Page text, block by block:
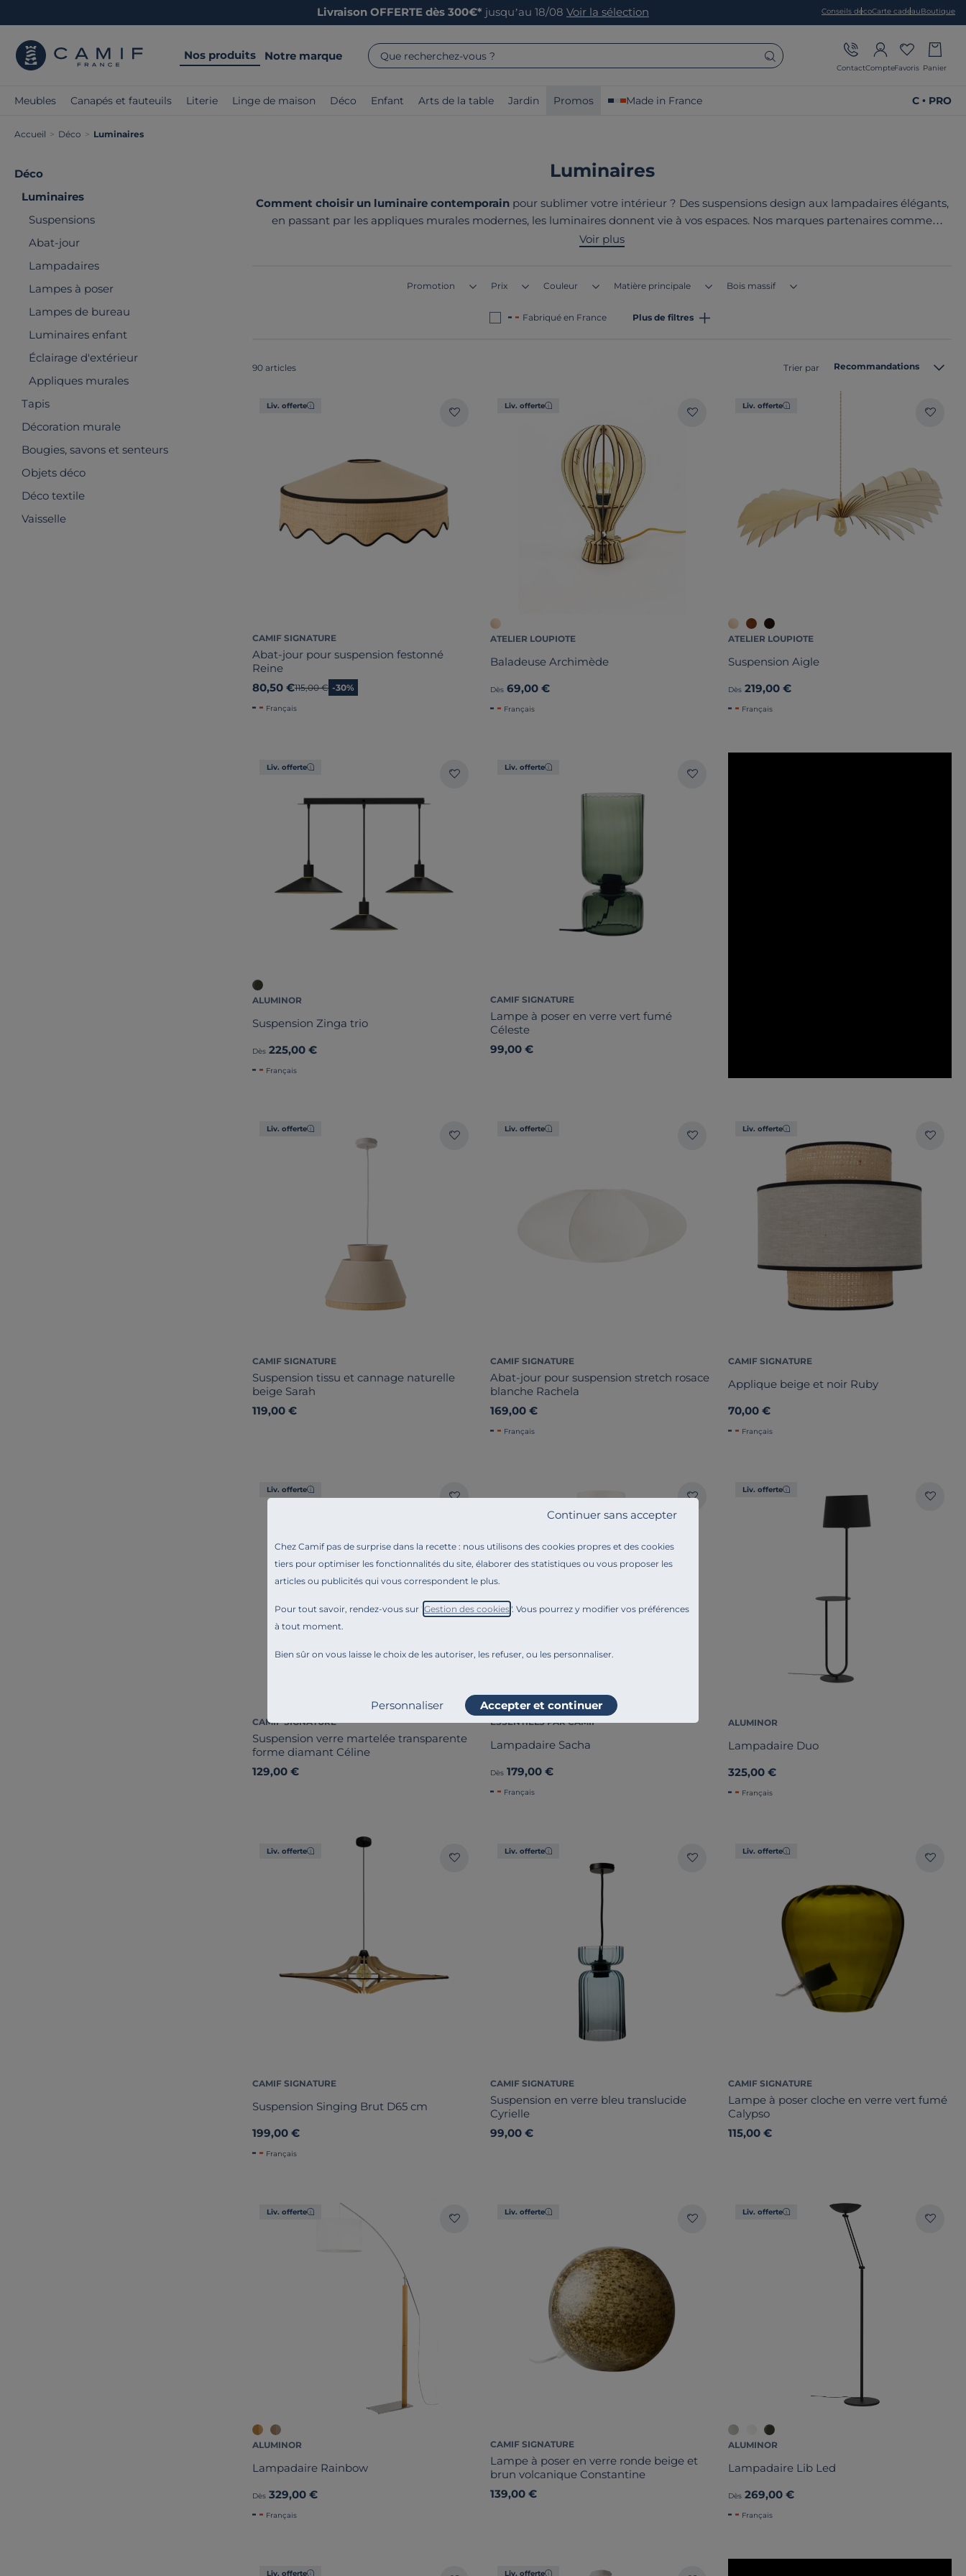
Chez Camif pas de surprise dans la recette : nous utilisons des cookies propres et des cookies
tiers pour optimiser les fonctionnalités du site, élaborer des statistiques ou vous proposer les
articles ou publicités qui vous correspondent le plus.
Pour tout savoir, rendez-vous sur " Gestion des cookies". Vous pourrez y modifier vos préférences
à tout moment.
Bien sûr on vous laisse le choix de les autoriser, les refuser, ou les personnaliser.
Continuer sans accepter
Personnaliser Accepter et continuer
Livraison OFFERTE dès 300€* jusqu’au 18/08 Voir la sélection Conseils décoCarte cadeauBoutique
Nos produits Notre marque Que recherchez-vous ?
ContactCompteFavoris Panier
Meubles Canapés et fauteuils Literie Linge de maison Déco Enfant Arts de la table Jardin Promos Made in France C • PRO
Accueil > Déco > Luminaires
Déco
Luminaires
Suspensions
Abat-jour
Lampadaires
Lampes à poser
Lampes de bureau
Luminaires enfant
Éclairage d'extérieur
Appliques murales
Tapis
Décoration murale
Bougies, savons et senteurs
Objets déco
Déco textile
Vaisselle
Luminaires
Comment choisir un luminaire contemporainpour sublimer votre intérieur ? Des suspensions design aux lampadaires élégants,
en passant par les appliques murales modernes, les luminaires donnent vie à vos espaces. Nos marques partenaires comme
Aluminor ou l'Atelier Loupioute créent des pièces uniques alliant style et fonctionnalité. Le point commun de nos produits ? Ils sont
Voir plus
Promotion Prix Couleur Matière principale Bois massif
Fabriqué en France Plus de filtres
90 articles Trier par Recommandations
Liv. offerte
CAMIF SIGNATURE
Abat-jour pour suspension festonné
Reine
80,50 €Ancien prix
115,00 € -30%
Français
Liv. offerte
ATELIER LOUPIOTE
Baladeuse Archimède
Dès 69,00 €
Français
Liv. offerte
ATELIER LOUPIOTE
Suspension Aigle
Dès 219,00 €
Français
Liv. offerte
ALUMINOR
Suspension Zinga trio
Dès 225,00 €
Français
Liv. offerte
CAMIF SIGNATURE
Lampe à poser en verre vert fumé
Céleste
99,00 €
Liv. offerte
CAMIF SIGNATURE
Suspension tissu et cannage naturelle
beige Sarah
119,00 €
Liv. offerte
CAMIF SIGNATURE
Abat-jour pour suspension stretch rosace
blanche Rachela
169,00 €
Français
Liv. offerte
CAMIF SIGNATURE
Applique beige et noir Ruby
70,00 €
Français
Liv. offerte
CAMIF SIGNATURE
Suspension verre martelée transparente
forme diamant Céline
129,00 €
ESSENTIELS PAR CAMIF
Lampadaire Sacha
Dès 179,00 €
Français
Liv. offerte
ALUMINOR
Lampadaire Duo
325,00 €
Français
Liv. offerte
CAMIF SIGNATURE
Suspension Singing Brut D65 cm
199,00 €
Français
Liv. offerte
CAMIF SIGNATURE
Suspension en verre bleu translucide
Cyrielle
99,00 €
Liv. offerte
CAMIF SIGNATURE
Lampe à poser cloche en verre vert fumé
Calypso
115,00 €
Liv. offerte
ALUMINOR
Lampadaire Rainbow
Dès 329,00 €
Français
Liv. offerte
CAMIF SIGNATURE
Lampe à poser en verre ronde beige et
brun volcanique Constantine
139,00 €
Liv. offerte
ALUMINOR
Lampadaire Lib Led
Dès 269,00 €
Français
Liv. offerte Liv. offerte